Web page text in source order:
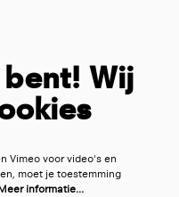
Wij
Vimeo voor video's en
moet je toestemming
informatie…